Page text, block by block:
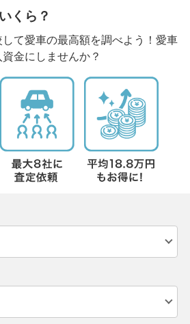
くら？
て愛車の最高額を調べよう！愛車
金にしませんか？